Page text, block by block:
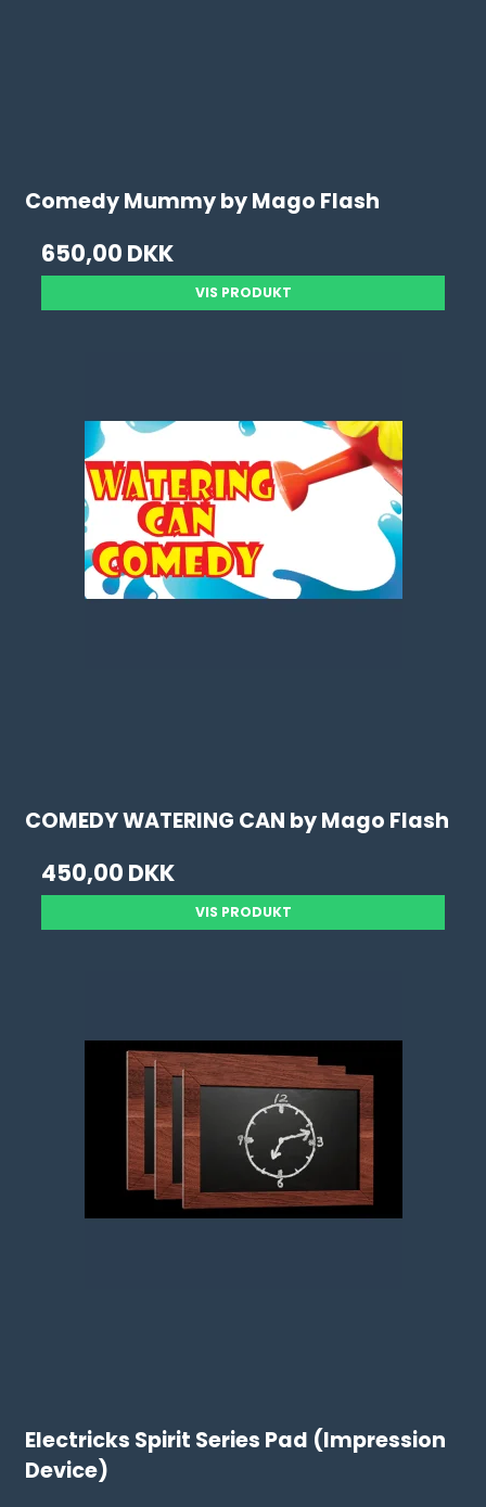
Comedy Mummy by Mago Flash
650,00 DKK
VIS PRODUKT
COMEDY WATERING CAN by Mago Flash
450,00 DKK
VIS PRODUKT
Electricks Spirit Series Pad (Impression
Device)